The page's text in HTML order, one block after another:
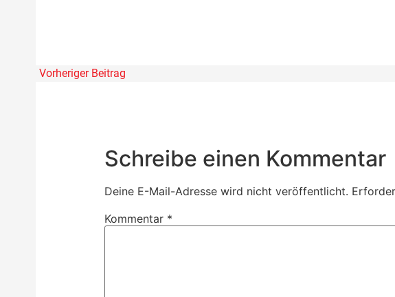
Vorheriger Beitrag
Schreibe einen Kommentar
Deine E-Mail-Adresse wird nicht veröffentlicht.
Kommentar *